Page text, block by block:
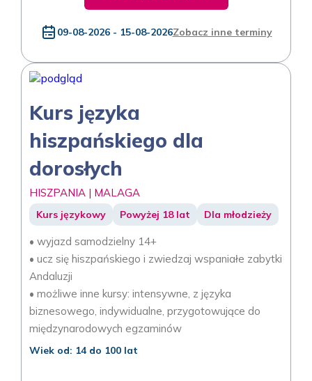
09-08-2026 - 15-08-2026Zobacz inne terminy
Kurs języka
hiszpańskiego dla
dorosłych
HISZPANIA | MALAGA
Kurs językowy Powyżej 18 lat Dla młodzieży
• wyjazd samodzielny 14+
• ucz się hiszpańskiego i zwiedzaj wspaniałe zabytki
Andaluzji
• możliwe inne kursy: intensywne, z języka
biznesowego, indywidualne, przygotowujące do
międzynarodowych egzaminów
Wiek od: 14 do 100 lat